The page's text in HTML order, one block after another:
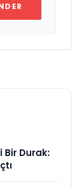
Bir Durak: